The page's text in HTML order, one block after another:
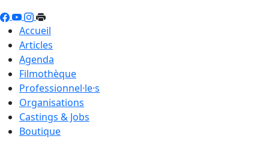
Accueil
Articles
Agenda
Filmothèque
Professionnel·le·s
Organisations
Castings & Jobs
Boutique